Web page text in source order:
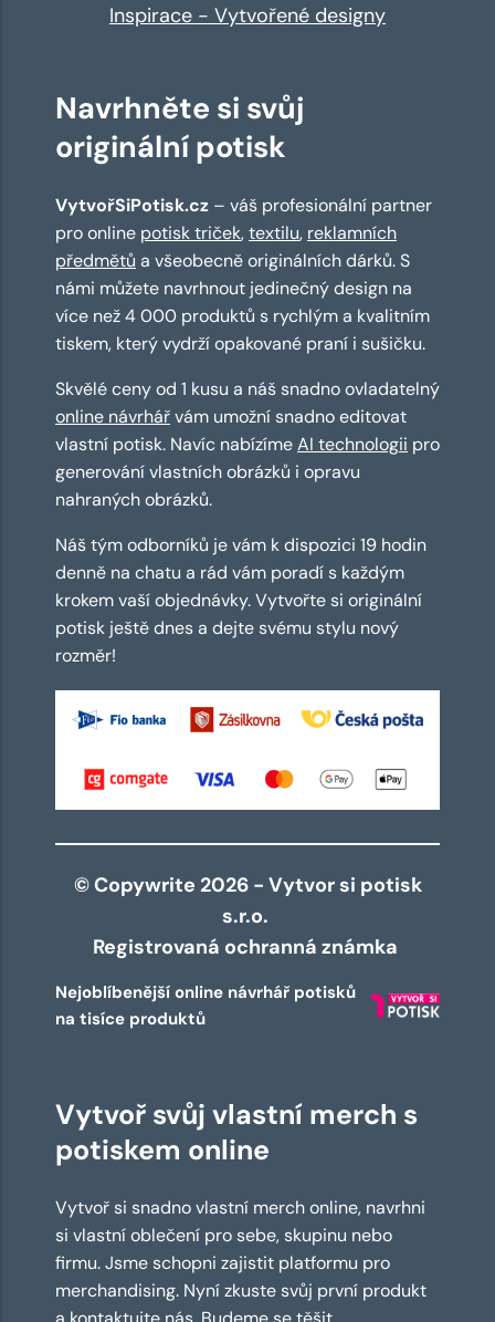
Inspirace - Vytvořené designy
Navrhněte si svůj
originální potisk
VytvořSiPotisk.cz – váš profesionální partner
pro online potisk triček,textilu, reklamních
předmětů a všeobecně originálních dárků. S
námi můžete navrhnout jedinečný design na
více než 4 000 produktů s rychlým a kvalitním
tiskem, který vydrží opakované praní i sušičku.
Skvělé ceny od 1 kusu a náš snadno ovladatelný
online návrhářvám umožní snadno editovat
vlastní potisk. Navíc nabízímeAI technologii pro
generování vlastních obrázků i opravu
nahraných obrázků.
Náš tým odborníků je vám k dispozici 19 hodin
denně na chatu a rád vám poradí s každým
krokem vaší objednávky. Vytvořte si originální
potisk ještě dnes a dejte svému stylu nový
rozměr!
© Copywrite 2026 - Vytvor si potisk
s.r.o.
Registrovaná ochranná známka
Nejoblíbenější online návrhář potisků
na tisíce produktů
Vytvoř svůj vlastní merch s
potiskem online
Vytvoř si snadno vlastní merch online, navrhni
si vlastní oblečení pro sebe, skupinu nebo
firmu. Jsme schopni zajistit platformu pro
merchandising. Nyní zkuste svůj první produkt